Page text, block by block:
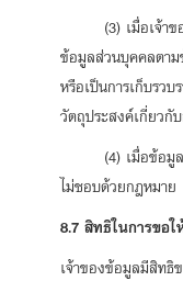
(3) เมื่อเจ้า
ข้อมูลส่วนบุคคลตา
หรือเป็นการเก็บรว
วัตถุประสงค์เกี่ยวกั
(4) เมื่อข้อมู
ไม่ชอบด้วยกฎหมาย
8.7 สิทธิในการขอ
เจ้าของข้อมูลมีสิทธิ